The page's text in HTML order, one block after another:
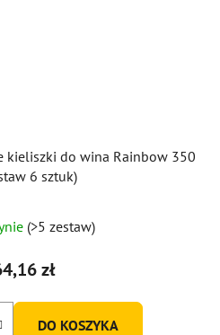
kieliszki do wina Rainbow 350
6 sztuk)
ocena
produktu
5,0
(>5 zestaw)
zł
DO KOSZYKA